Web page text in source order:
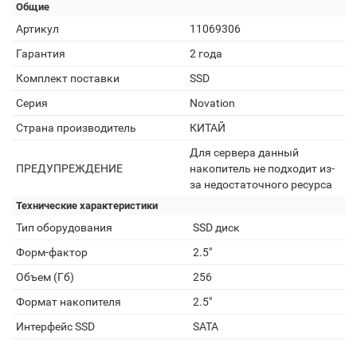
Общие
Артикул
11069306
Гарантия
2 года
Комплект поставки
SSD
Серия
Novation
Страна производитель
КИТАЙ
ПРЕДУПРЕЖДЕНИЕ
Для сервера данный
накопитель не подходит из-
за недостаточного ресурса
Технические характеристики
Тип оборудования
SSD диск
Форм-фактор
2.5"
Объем (Гб)
256
Формат накопителя
2.5"
Интерфейс SSD
SATA